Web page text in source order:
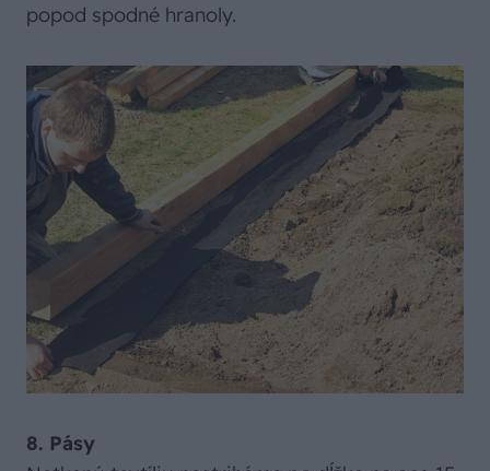
popod spodné hranoly.
8. Pásy